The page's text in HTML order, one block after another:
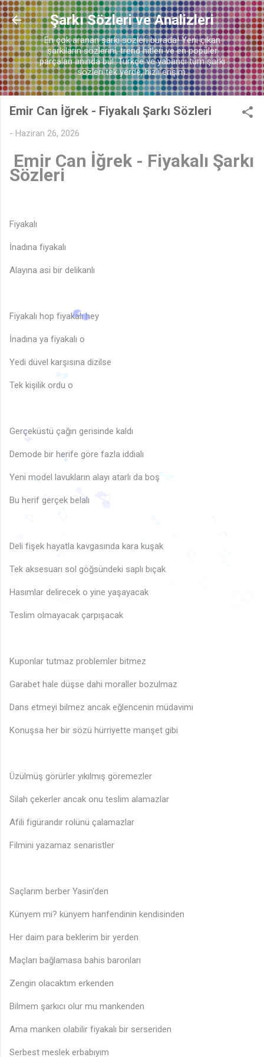
Ana içeriğe atla
Şarkı Sözleri ve Analizleri
En çok aranan şarkı sözleri burada! Yeni çıkan
şarkıların sözlerini, trend hitleri ve en popüler
parçaları anında bul. Türkçe ve yabancı tüm şarkı
sözleri tek yerde, hızlı erişim.
Emir Can İğrek - Fiyakalı Şarkı Sözleri
- Haziran 26, 2026
Emir Can İğrek - Fiyakalı Şarkı
Sözleri
Fiyakalı
İnadına fiyakalı
Alayına asi bir delikanlı
Fiyakalı hop fiyakalı hey
İnadına ya fiyakalı o
Yedi düvel karşısına dizilse
Tek kişilik ordu o
Gerçeküstü çağın gerisinde kaldı
Demode bir herife göre fazla iddialı
Yeni model lavukların alayı atarlı da boş
Bu herif gerçek belalı
Deli fişek hayatla kavgasında kara kuşak
Tek aksesuarı sol göğsündeki saplı bıçak
Hasımlar delirecek o yine yaşayacak
Teslim olmayacak çarpışacak
Kuponlar tutmaz problemler bitmez
Garabet hale düşse dahi moraller bozulmaz
Dans etmeyi bilmez ancak eğlencenin müdavimi
Konuşsa her bir sözü hürriyette manşet gibi
Üzülmüş görürler yıkılmış göremezler
Silah çekerler ancak onu teslim alamazlar
Afili figürandır rolünü çalamazlar
Filmini yazamaz senaristler
Saçlarım berber Yasin'den
Künyem mi? künyem hanfendinin kendisinden
Her daim para beklerim bir yerden
Maçları bağlamasa bahis baronları
Zengin olacaktım erkenden
Bilmem şarkıcı olur mu mankenden
Ama manken olabilir fiyakalı bir serseriden
Serbest meslek erbabıyım
♪
♪
🎵
♪
🎵
♪
♫
♬
♫
🎵
♬
🎵
🎵
🎵
🎵